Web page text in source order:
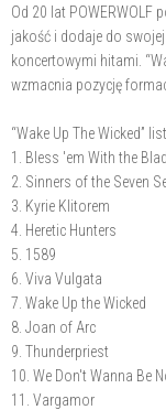
Od 20 lat POWERWOLF
jakość i dodaje do
koncertowymi hitami.
wzmacnia pozycję
“Wake Up The Wicked”
1. Bless 'em With the
2. Sinners of the Seven
3. Kyrie Klitorem
4. Heretic Hunters
5. 1589
6. Viva Vulgata
7. Wake Up the Wicked
8. Joan of Arc
9. Thunderpriest
10. We Don't Wanna Be
11. Vargamor